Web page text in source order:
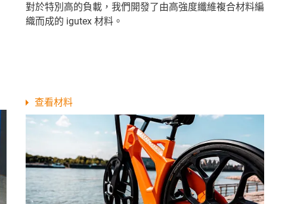
對於特別高的負載，我們開發了由高強度纖維複合材料編
織而成的 igutex 材料。
查看材料